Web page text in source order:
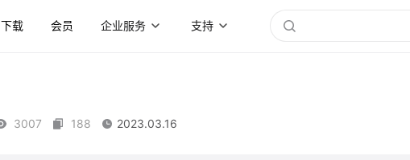
下载 会员 企业服务 支持
3007 188 2023.03.16